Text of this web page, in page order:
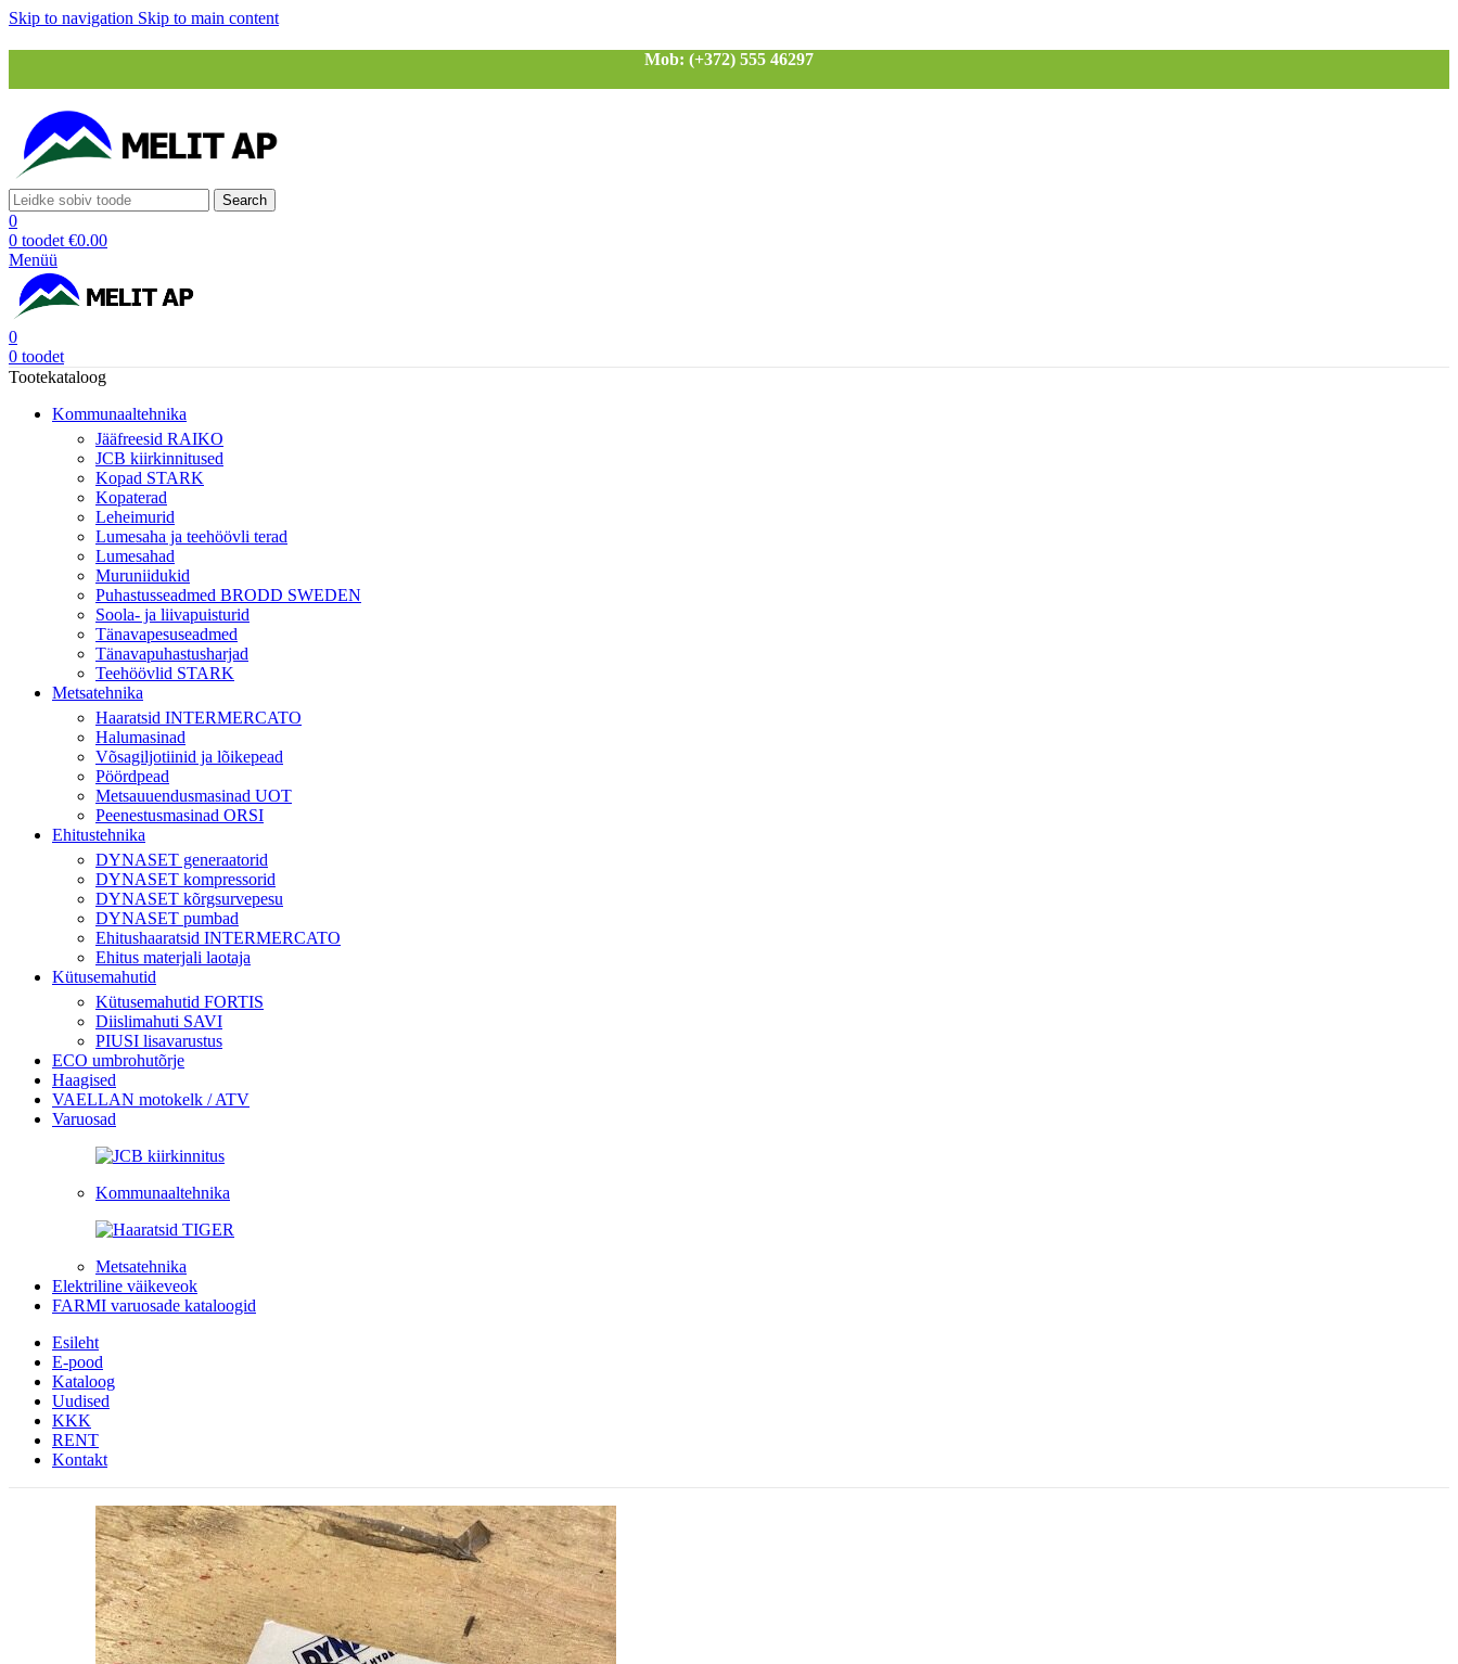
Skip to navigation Skip to main content
Mob: (+372) 555 46297
Search
0
0 toodet €0.00
Menüü
0
0 toodet
Tootekataloog
Kommunaaltehnika
Jääfreesid RAIKO
JCB kiirkinnitused
Kopad STARK
Kopaterad
Leheimurid
Lumesaha ja teehöövli terad
Lumesahad
Muruniidukid
Puhastusseadmed BRODD SWEDEN
Soola- ja liivapuisturid
Tänavapesuseadmed
Tänavapuhastusharjad
Teehöövlid STARK
Metsatehnika
Haaratsid INTERMERCATO
Halumasinad
Võsagiljotiinid ja lõikepead
Pöördpead
Metsauuendusmasinad UOT
Peenestusmasinad ORSI
Ehitustehnika
DYNASET generaatorid
DYNASET kompressorid
DYNASET kõrgsurvepesu
DYNASET pumbad
Ehitushaaratsid INTERMERCATO
Ehitus materjali laotaja
Kütusemahutid
Kütusemahutid FORTIS
Diislimahuti SAVI
PIUSI lisavarustus
ECO umbrohutõrje
Haagised
VAELLAN motokelk / ATV
Varuosad
Kommunaaltehnika
Metsatehnika
Elektriline väikeveok
FARMI varuosade kataloogid
Esileht
E-pood
Kataloog
Uudised
KKK
RENT
Kontakt